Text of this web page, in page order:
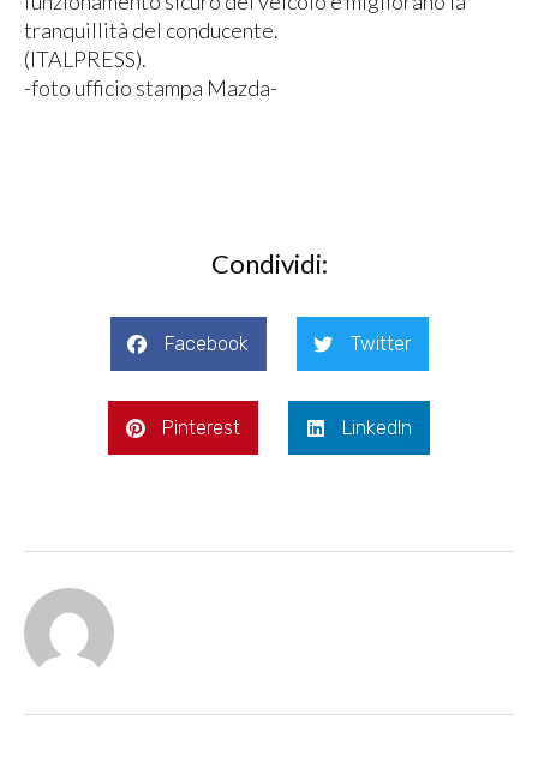
tranquillità del conducente.
(ITALPRESS).
-foto ufficio stampa Mazda-
Condividi:
Facebook Twitter
Pinterest LinkedIn